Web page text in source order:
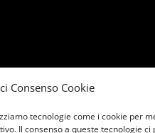
Consenso Cookie
tecnologie come i cookie per
Il consenso a queste tecnologie